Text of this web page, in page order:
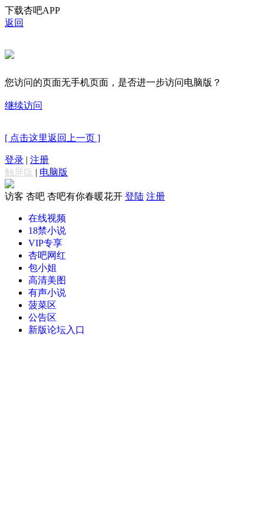
下载杏吧APP
返回
您访问的页面无手机页面，是否进一步访问电脑版？
继续访问
[ 点击这里返回上一页 ]
登录 | 注册
触屏版 | 电脑版
访客 杏吧 杏吧有你春暖花开 登陆 注册
在线视频
18禁小说
VIP专享
杏吧网红
包小姐
高清美图
有声小说
菠菜区
公告区
新版论坛入口